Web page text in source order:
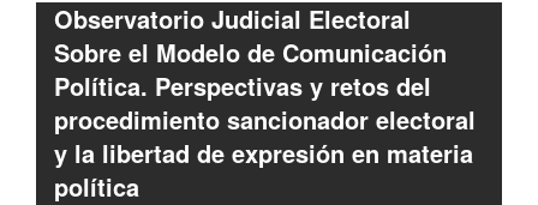
Observatorio Judicial Electoral
Sobre el Modelo de Comunicación
Política. Perspectivas y retos del
procedimiento sancionador electoral
y la libertad de expresión en materia
política